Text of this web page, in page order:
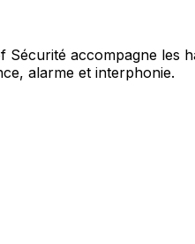
accompagne
alarme et interphonie.